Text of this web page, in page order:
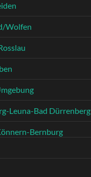
Wolfen
Leuna-Bad Dürrenberg
Bernburg